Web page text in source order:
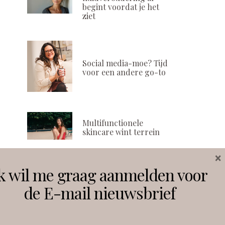
begint voordat je het
ziet
Social media-moe? Tijd
voor een andere go-to
Multifunctionele
skincare wint terrein
Volg ons
wil me graag aanmelden voor
de E-mail nieuwsbrief
×